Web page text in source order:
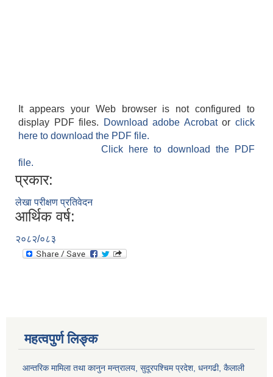
It appears your Web browser is not configured to
display PDF files.
Download adobe Acrobatorclick
here to download the PDF file.
Click here to download the PDF
file.
प्रकार:
लेखा परीक्षण प्रतिवेदन
आर्थिक वर्ष:
२०८२/०८३
महत्वपुर्ण लिङ्क
आन्तरिक मामिला तथा कानुन मन्त्रालय, सुदूरपश्चिम प्रदेश, धनगढी, कैलाली